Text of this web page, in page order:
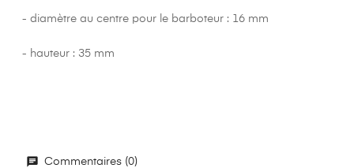
- diamètre au centre pour le barboteur : 16 mm
- hauteur : 35 mm
Commentaires (0)